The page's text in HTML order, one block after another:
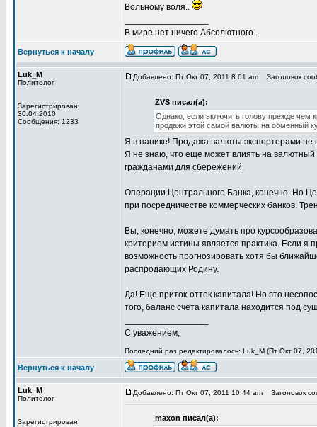
Вольному воля..
В мире нет ничего Абсолютного..
Вернуться к началу
Luk_M
Политолог
Зарегистрирован:
30.04.2010
Сообщения: 1233
Добавлено: Пт Окт 07, 2011 8:01 am Заголовок
ZVS писал(а):
Однако, если включить голову прежде чем
продажи этой самой валюты на обменный
Я в панике! Продажа валюты экспортерами не
Я не знаю, что еще может влиять на
гражданами для сбережений.
Операции Центрального Банка, конечно. Но
при посредничестве коммерческих банков.
Вы, конечно, можете думать про
критерием истины является практика. Если я
возможность прогнозировать хотя бы
распродающих Родину.
Да! Еще приток-отток капитала! Но это
того, баланс счета капитала находится под
С уважением,
Последний раз редактировалось: Luk_M (Пт Окт 07,
Вернуться к началу
Luk_M
Политолог
Зарегистрирован:
Добавлено: Пт Окт 07, 2011 10:44 am Заголовок
maxon писал(а):